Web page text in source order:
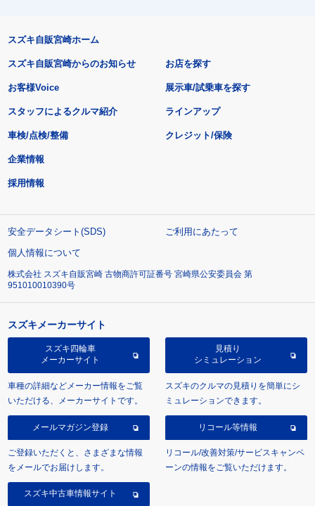
スズキ自販宮崎ホーム
スズキ自販宮崎からのお知らせ
お客様Voice
スタッフによるクルマ紹介
お店を探す
展示車/試乗車を探す
ラインアップ
車検/点検/整備 クレジット/保険
企業情報
採用情報
安全データシート(SDS)
ご利用にあたって
個人情報について
株式会社 スズキ自販宮崎 古物商許可証番号 宮崎県公安委員会 第
951010010390号
スズキメーカーサイト
スズキ四輪車
メーカーサイト
車種の詳細などメーカー情報をご覧
いただける、メーカーサイトです。
見積り
シミュレーション
スズキのクルマの見積りを簡単にシ
ミュレーションできます。
メールマガジン登録
ご登録いただくと、さまざまな情報
をメールでお届けします。
リコール等情報
リコール/改善対策/サービスキャンペ
ーンの情報をご覧いただけます。
スズキ中古車情報サイト